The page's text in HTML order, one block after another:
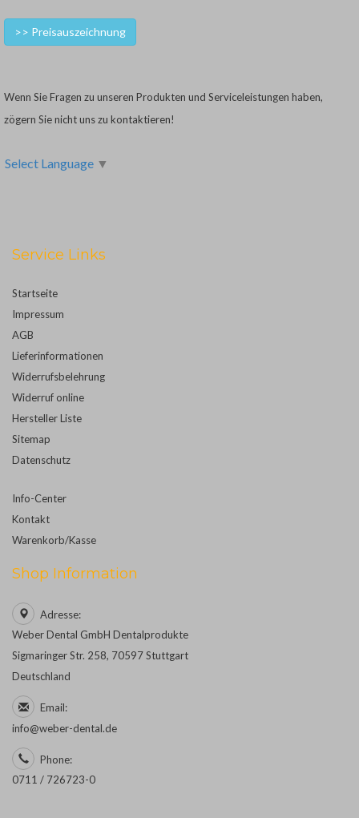
>> Preisauszeichnung
Wenn Sie Fragen zu unseren Produkten und Serviceleistungen haben,
zögern Sie nicht uns zu kontaktieren!
Select Language ▼
Service Links
Startseite
Impressum
AGB
Lieferinformationen
Widerrufsbelehrung
Widerruf online
Hersteller Liste
Sitemap
Datenschutz
Info-Center
Kontakt
Warenkorb/Kasse
Shop Information
Adresse:
Weber Dental GmbH Dentalprodukte
Sigmaringer Str. 258, 70597 Stuttgart
Deutschland
Email:
info@weber-dental.de
Phone:
0711 / 726723-0